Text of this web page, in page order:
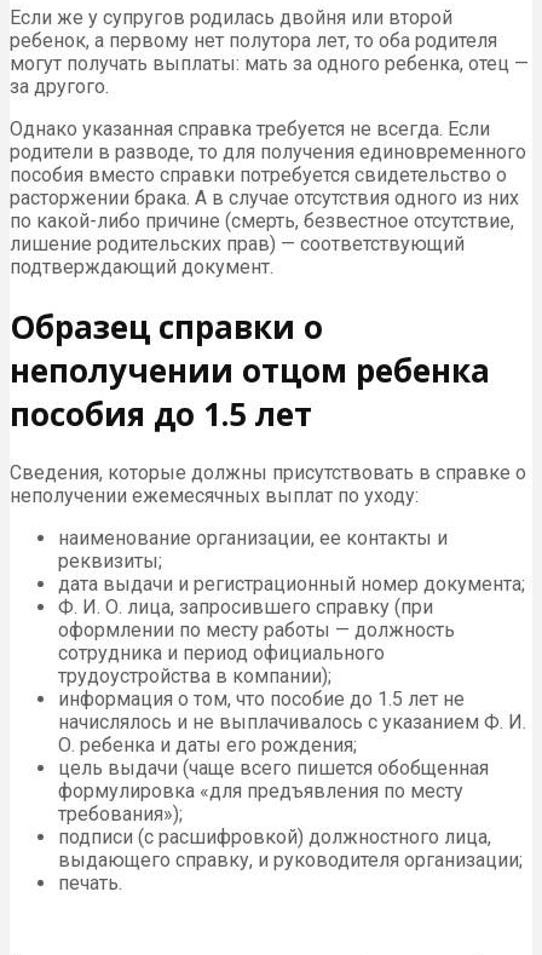
Если же у супругов родилась двойня или второй
ребенок, а первому нет полутора лет, то оба родителя
могут получать выплаты: мать за одного ребенка, отец —
за другого.
Однако указанная справка требуется не всегда. Если
родители в разводе, то для получения единовременного
пособия вместо справки потребуется свидетельство о
расторжении брака. А в случае отсутствия одного из них
по какой-либо причине (смерть, безвестное отсутствие,
лишение родительских прав) — соответствующий
подтверждающий документ.
Образец справки о
неполучении отцом ребенка
пособия до 1.5 лет
Сведения, которые должны присутствовать в справке о
неполучении ежемесячных выплат по уходу:
наименование организации, ее контакты и
реквизиты;
дата выдачи и регистрационный номер документа;
Ф. И. О. лица, запросившего справку (при
оформлении по месту работы — должность
сотрудника и период официального
трудоустройства в компании);
информация о том, что пособие до 1.5 лет не
начислялось и не выплачивалось с указанием Ф. И.
О. ребенка и даты его рождения;
цель выдачи (чаще всего пишется обобщенная
формулировка «для предъявления по месту
требования»);
подписи (с расшифровкой) должностного лица,
выдающего справку, и руководителя организации;
печать.